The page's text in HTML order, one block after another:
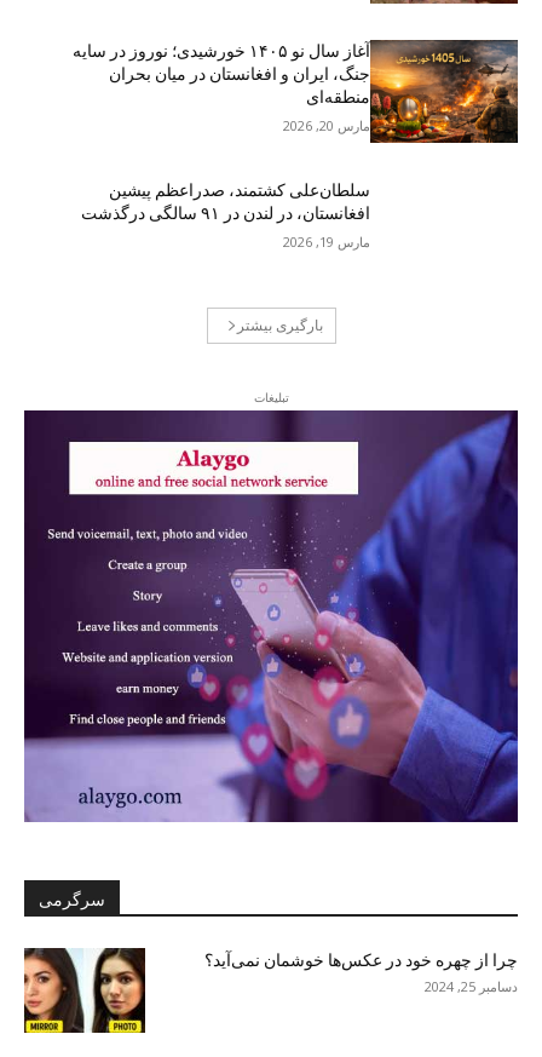
آغاز سال نو ۱۴۰۵ خورشیدی؛ نوروز در سایه
جنگ، ایران و افغانستان در میان بحران
منطقه‌ای
مارس 20, 2026
سلطان‌علی کشتمند، صدراعظم پیشین
افغانستان، در لندن در ۹۱ سالگی درگذشت
مارس 19, 2026
بارگیری بیشتر
تبلیغات
سرگرمی
چرا از چهره خود در عکس‌ها خوشمان نمی‌آید؟
دسامبر 25, 2024